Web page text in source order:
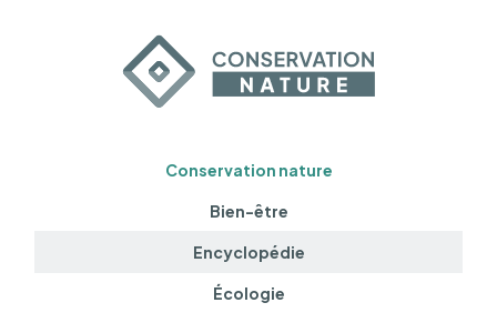
Conservation nature
Bien-être
Encyclopédie
Écologie